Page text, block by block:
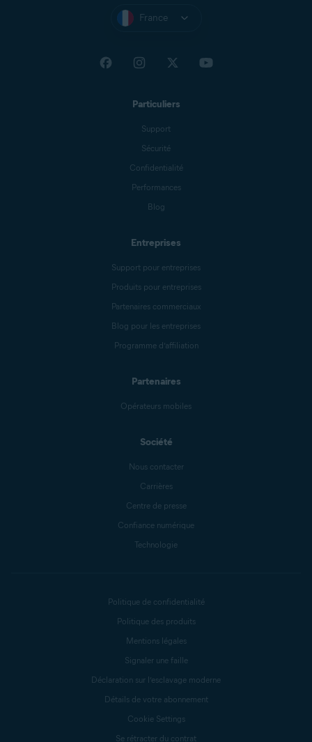
France
Particuliers
Support
Sécurité
Confidentialité
Performances
Blog
Entreprises
Support pour entreprises
Produits pour entreprises
Partenaires commerciaux
Blog pour les entreprises
Programme d’affiliation
Partenaires
Opérateurs mobiles
Société
Nous contacter
Carrières
Centre de presse
Confiance numérique
Technologie
Politique de confidentialité
Politique des produits
Mentions légales
Signaler une faille
Déclaration sur l’esclavage moderne
Détails de votre abonnement
Cookie Settings
Se rétracter du contrat